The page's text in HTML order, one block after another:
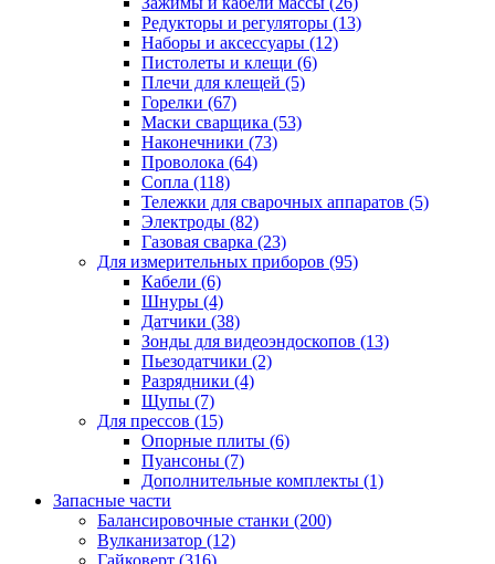
Редукторы и регуляторы (13)
Наборы и аксессуары (12)
Пистолеты и клещи (6)
Плечи для клещей (5)
Горелки (67)
Маски сварщика (53)
Наконечники (73)
Проволока (64)
Сопла (118)
Тележки для сварочных аппаратов (5)
Электроды (82)
Газовая сварка (23)
Для измерительных приборов (95)
Кабели (6)
Шнуры (4)
Датчики (38)
Зонды для видеоэндоскопов (13)
Пьезодатчики (2)
Разрядники (4)
Щупы (7)
Для прессов (15)
Опорные плиты (6)
Пуансоны (7)
Дополнительные комплекты (1)
Запасные части
Балансировочные станки (200)
Вулканизатор (12)
Гайковерт (316)